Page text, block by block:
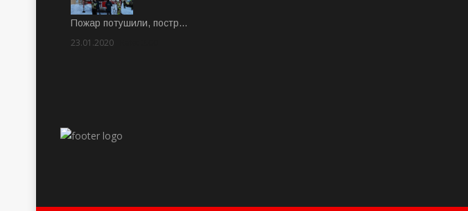
Пожар потушили, постр…
23.01.2020